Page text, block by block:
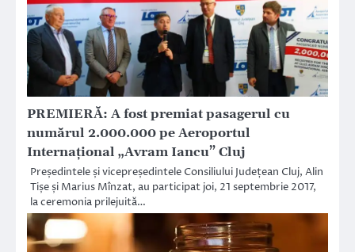
PREMIERĂ: A fost premiat pasagerul cu
numărul 2.000.000 pe Aeroportul
Internațional „Avram Iancu” Cluj
Președintele și vicepreședintele Consiliului Județean Cluj, Alin
Tișe și Marius Mînzat, au participat joi, 21 septembrie 2017,
la ceremonia prilejuită…